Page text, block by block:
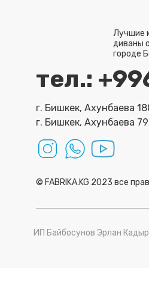
тел.:
г. Бишкек, Ахунбаева
г. Бишкек, Ахунбаева 79
ИП Байбосунов Эрлан
© FABRIKA.KG 2023 все
Лучшие
диваны
городе